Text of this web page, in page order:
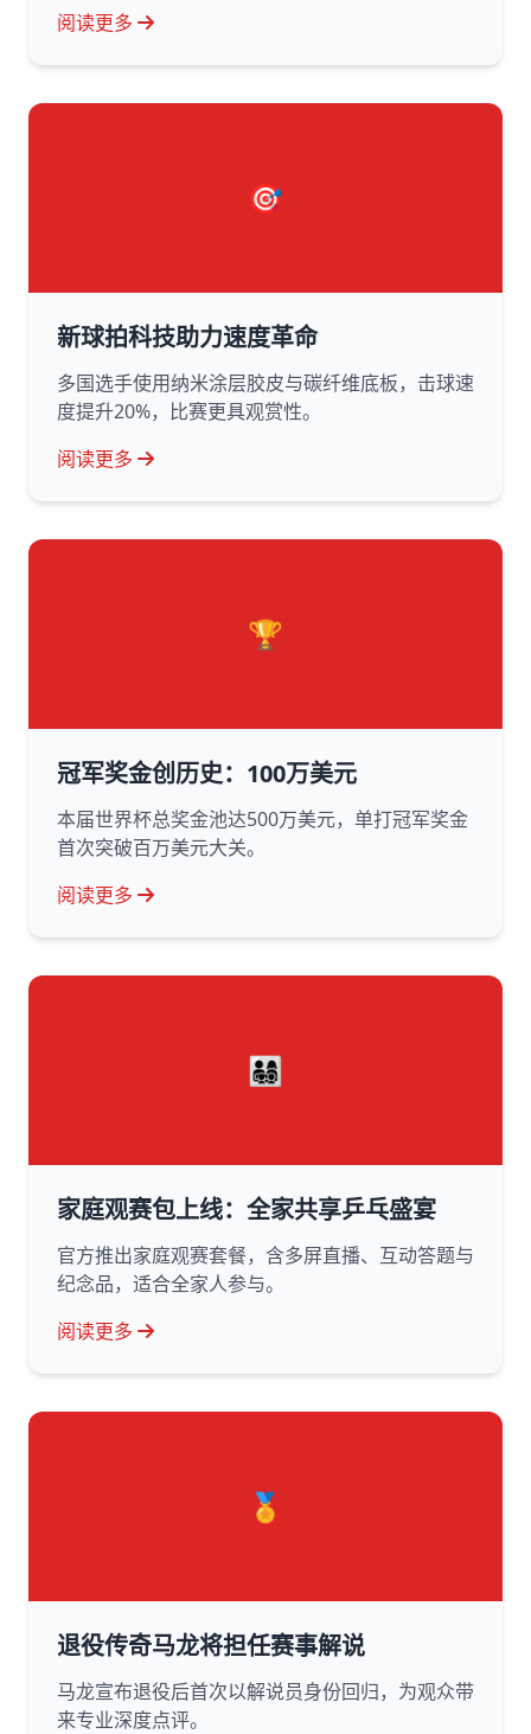
阅读更多
🎯
新球拍科技助力速度革命
多国选手使用纳米涂层胶皮与碳纤维底板，击球速
度提升20%，比赛更具观赏性。
阅读更多
🏆
冠军奖金创历史：100万美元
本届世界杯总奖金池达500万美元，单打冠军奖金
首次突破百万美元大关。
阅读更多
👨‍👩‍👧‍👦
家庭观赛包上线：全家共享乒乓盛宴
官方推出家庭观赛套餐，含多屏直播、互动答题与
纪念品，适合全家人参与。
阅读更多
🏅
退役传奇马龙将担任赛事解说
马龙宣布退役后首次以解说员身份回归，为观众带
来专业深度点评。